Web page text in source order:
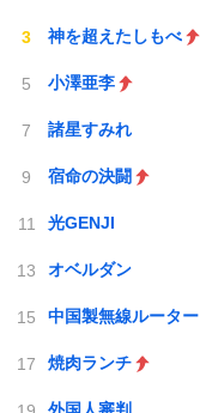
神を超えたしもべ
小澤亜李
諸星すみれ
宿命の決闘
光GENJI
オベルダン
中国製無線ルーター
焼肉ランチ